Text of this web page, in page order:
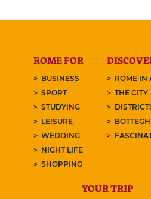
ROME FOR
BUSINESS
SPORT
STUDYING
LEISURE
WEDDING
NIGHT LIFE
SHOPPING
ROME IN
THE CITY
YOUR TRIP